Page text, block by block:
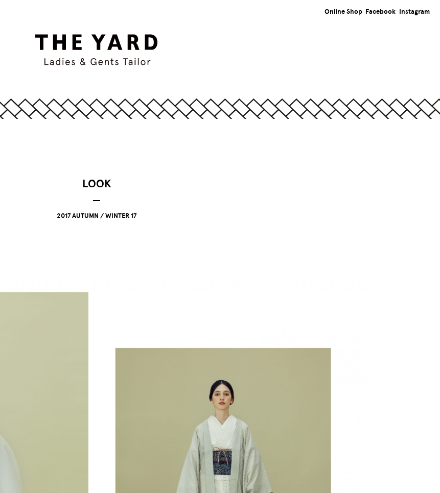
Online Shop Facebook Instagram
LOOK
2017 AUTUMN / WINTER 17